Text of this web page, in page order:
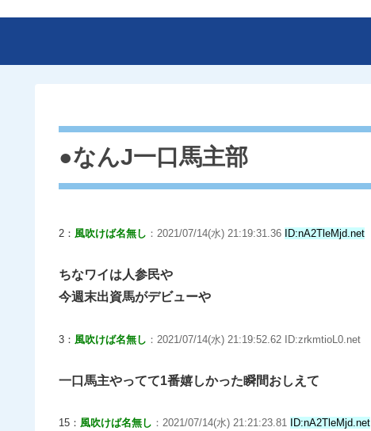
●なんJ一口馬主部
2： 風吹けば名無し ：2021/07/14(水) 21:19:31.36 ID:nA2TleMjd.net
ちなワイは人参民や
今週末出資馬がデビューや
3： 風吹けば名無し ：2021/07/14(水) 21:19:52.62 ID:zrkmtioL0.net
一口馬主やってて1番嬉しかった瞬間おしえて
15： 風吹けば名無し ：2021/07/14(水) 21:21:23.81 ID:nA2TleMjd.net